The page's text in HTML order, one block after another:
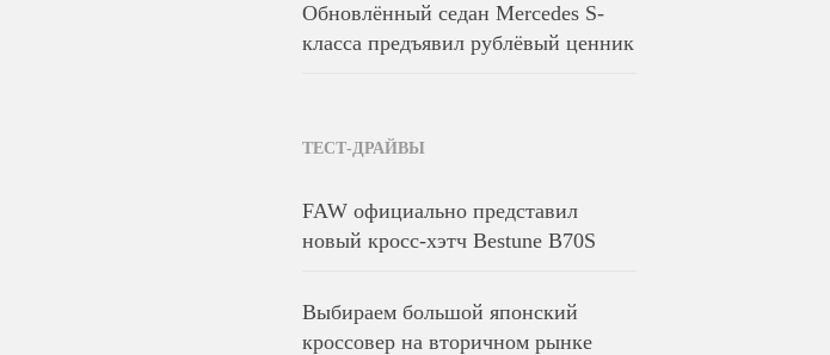
Обновлённый седан Mercedes S-
класса предъявил рублёвый ценник
ТЕСТ-ДРАЙВЫ
FAW официально представил
новый кросс-хэтч Bestune B70S
Выбираем большой японский
кроссовер на вторичном рынке